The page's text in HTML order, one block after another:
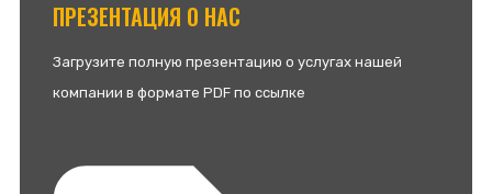
ПРЕЗЕНТАЦИЯ О НАС
Загрузите полную презентацию о услугах нашей
компании в формате PDF по ссылке